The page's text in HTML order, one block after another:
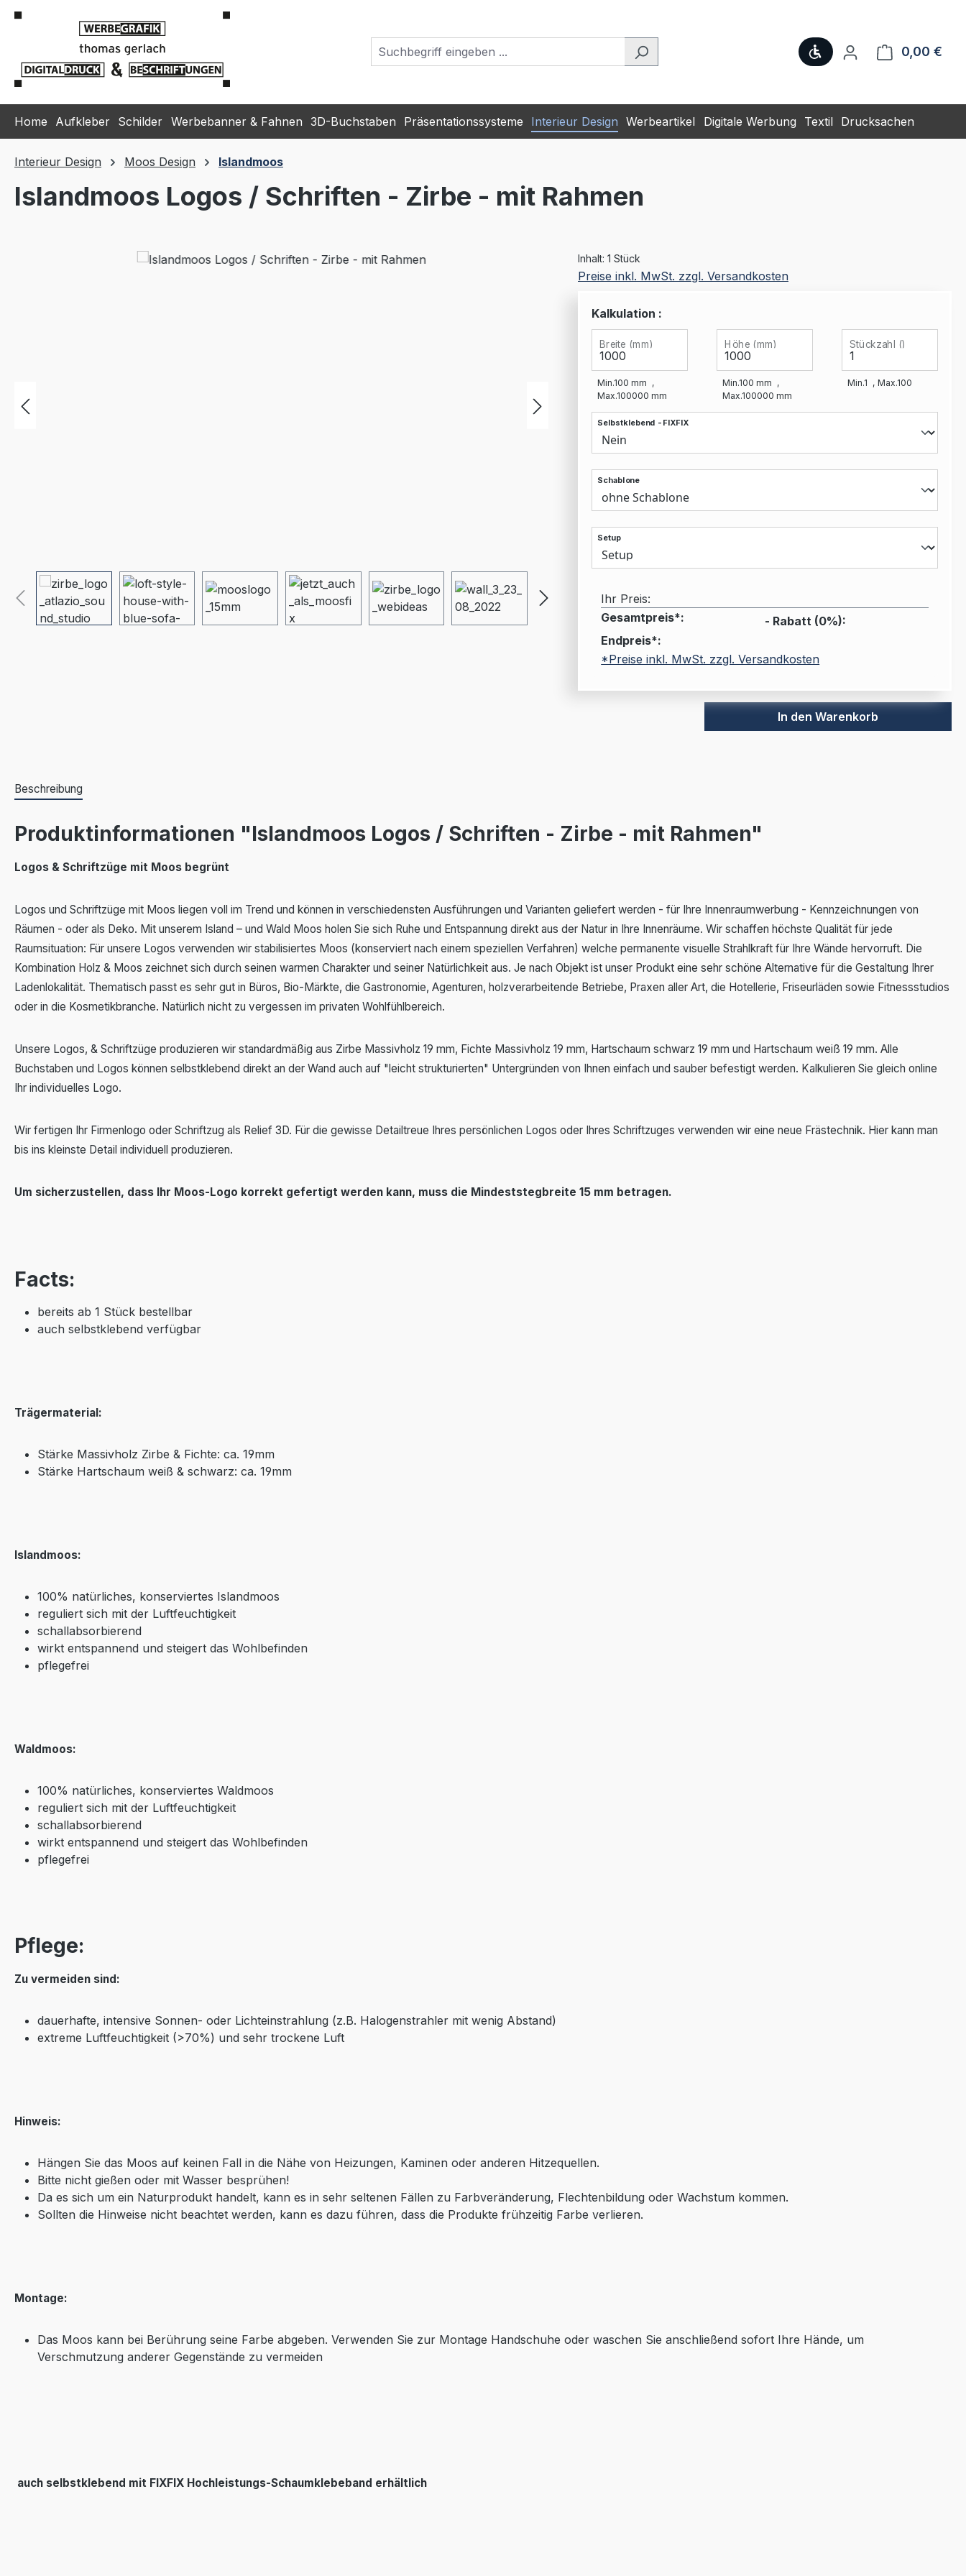
Hauptinhalt springen
Zur Suche springen
Zur Hauptnavigation springen
Werkzeugleiste anzeigen
0,00 €
Home Aufkleber Schilder Werbebanner & Fahnen 3D-Buchstaben Präsentationssysteme Interieur Design Werbeartikel Digitale Werbung Textil Drucksachen
Interieur Design Moos Design Islandmoos
Islandmoos Logos / Schriften - Zirbe - mit Rahmen
Bildergalerie überspringen Inhalt: 1 Stück
Preise inkl. MwSt. zzgl. Versandkosten
Kalkulation :
Breite (mm)
Min.100 mm
Max.100000 mm
Höhe (mm)
Min.100 mm
Max.100000 mm
Stückzahl ()
Min.1 Max.100
Selbstklebend - FIXFIX
Schablone
Setup
Ihr Preis:
Gesamtpreis*:
- Rabatt (0%):
Endpreis*:
*Preise inkl. MwSt. zzgl. Versandkosten
In den Warenkorb
Beschreibung
Produktinformationen "Islandmoos Logos / Schriften - Zirbe - mit Rahmen"
Logos & Schriftzüge mit Moos begrünt
Logos und Schriftzüge mit Moos liegen voll im Trend und können in verschiedensten Ausführungen und Varianten geliefert werden - für Ihre Innenraumwerbung - Kennzeichnungen von
Räumen - oder als Deko. Mit unserem Island – und Wald Moos holen Sie sich Ruhe und Entspannung direkt aus der Natur in Ihre Innenräume. Wir schaffen höchste Qualität für jede
Raumsituation: Für unsere Logos verwenden wir stabilisiertes Moos (konserviert nach einem speziellen Verfahren) welche permanente visuelle Strahlkraft für Ihre Wände hervorruft. Die
Kombination Holz & Moos zeichnet sich durch seinen warmen Charakter und seiner Natürlichkeit aus. Je nach Objekt ist unser Produkt eine sehr schöne Alternative für die Gestaltung Ihrer
Ladenlokalität. Thematisch passt es sehr gut in Büros, Bio-Märkte, die Gastronomie, Agenturen, holzverarbeitende Betriebe, Praxen aller Art, die Hotellerie, Friseurläden sowie Fitnessstudios
oder in die Kosmetikbranche. Natürlich nicht zu vergessen im privaten Wohlfühlbereich.
Unsere Logos, & Schriftzüge produzieren wir standardmäßig aus Zirbe Massivholz 19 mm, Fichte Massivholz 19 mm, Hartschaum schwarz 19 mm und Hartschaum weiß 19 mm. Alle
Buchstaben und Logos können selbstklebend direkt an der Wand auch auf "leicht strukturierten" Untergründen von Ihnen einfach und sauber befestigt werden. Kalkulieren Sie gleich online
Ihr individuelles Logo.
Wir fertigen Ihr Firmenlogo oder Schriftzug als Relief 3D. Für die gewisse Detailtreue Ihres persönlichen Logos oder Ihres Schriftzuges verwenden wir eine neue Frästechnik. Hier kann man
bis ins kleinste Detail individuell produzieren.
Um sicherzustellen, dass Ihr Moos-Logo korrekt gefertigt werden kann, muss die Mindeststegbreite 15 mm betragen.
Facts:
bereits ab 1 Stück bestellbar
auch selbstklebend verfügbar
Trägermaterial:
Stärke Massivholz Zirbe & Fichte: ca. 19mm
Stärke Hartschaum weiß & schwarz: ca. 19mm
Islandmoos:
100% natürliches, konserviertes Islandmoos
reguliert sich mit der Luftfeuchtigkeit
schallabsorbierend
wirkt entspannend und steigert das Wohlbefinden
pflegefrei
Waldmoos:
100% natürliches, konserviertes Waldmoos
reguliert sich mit der Luftfeuchtigkeit
schallabsorbierend
wirkt entspannend und steigert das Wohlbefinden
pflegefrei
Pflege:
Zu vermeiden sind:
dauerhafte, intensive Sonnen- oder Lichteinstrahlung (z.B. Halogenstrahler mit wenig Abstand)
extreme Luftfeuchtigkeit (>70%) und sehr trockene Luft
Hinweis:
Hängen Sie das Moos auf keinen Fall in die Nähe von Heizungen, Kaminen oder anderen Hitzequellen.
Bitte nicht gießen oder mit Wasser besprühen!
Da es sich um ein Naturprodukt handelt, kann es in sehr seltenen Fällen zu Farbveränderung, Flechtenbildung oder Wachstum kommen.
Sollten die Hinweise nicht beachtet werden, kann es dazu führen, dass die Produkte frühzeitig Farbe verlieren.
Montage:
Das Moos kann bei Berührung seine Farbe abgeben. Verwenden Sie zur Montage Handschuhe oder waschen Sie anschließend sofort Ihre Hände, um
Verschmutzung anderer Gegenstände zu vermeiden
auch selbstklebend mit FIXFIX Hochleistungs-Schaumklebeband erhältlich